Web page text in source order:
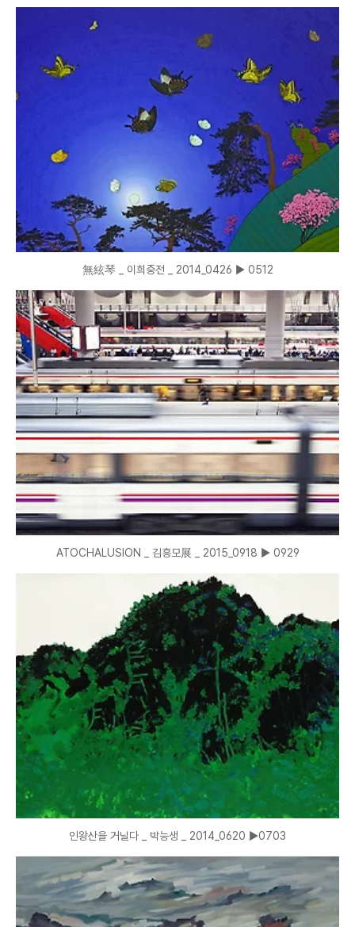
無絃琴 _ 이희중전 _ 2014_0426 ▶ 0512
ATOCHALUSION _ 김흥모展 _ 2015_0918 ▶ 0929
인왕산을 거닐다 _ 박능생 _ 2014_0620 ▶0703